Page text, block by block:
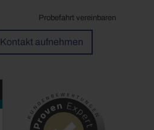
Probefahrt vereinbaren
Kontakt aufnehmen